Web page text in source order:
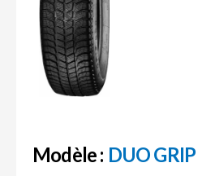
Modèle : DUO GRIP